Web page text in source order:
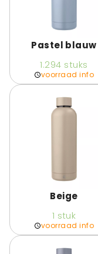
Pastel blauw
1.294 stuks
voorraad info
Beige
1 stuk
voorraad info